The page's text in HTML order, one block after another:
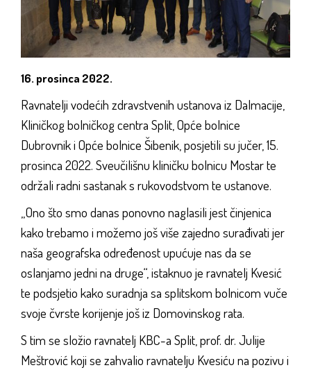
16. prosinca 2022.
Ravnatelji vodećih zdravstvenih ustanova iz Dalmacije,
Kliničkog bolničkog centra Split, Opće bolnice
Dubrovnik i Opće bolnice Šibenik, posjetili su jučer, 15.
prosinca 2022. Sveučilišnu kliničku bolnicu Mostar te
održali radni sastanak s rukovodstvom te ustanove.
„Ono što smo danas ponovno naglasili jest činjenica
kako trebamo i možemo još više zajedno surađivati jer
naša geografska određenost upućuje nas da se
oslanjamo jedni na druge“, istaknuo je ravnatelj Kvesić
te podsjetio kako suradnja sa splitskom bolnicom vuče
svoje čvrste korijenje još iz Domovinskog rata.
S tim se složio ravnatelj KBC-a Split, prof. dr. Julije
Meštrović koji se zahvalio ravnatelju Kvesiću na pozivu i